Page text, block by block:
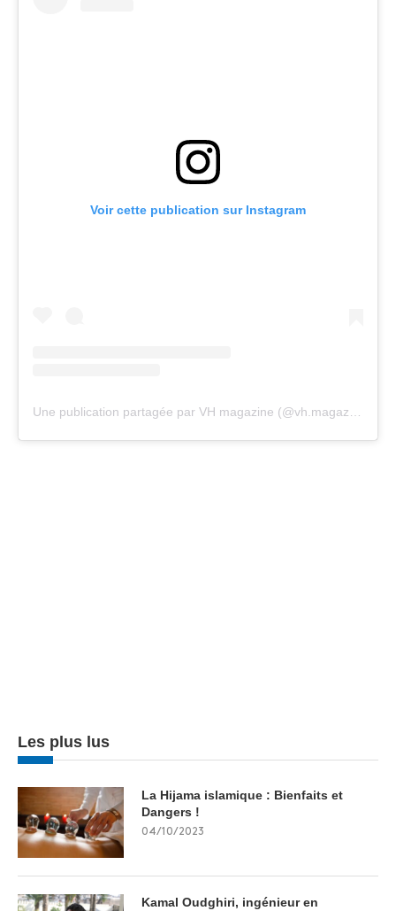
Voir cette publication sur Instagram
Une publication partagée par VH magazine (@vh.magazine)
Les plus lus
La Hijama islamique : Bienfaits et
Dangers !
04/10/2023
Kamal Oudghiri, ingénieur en